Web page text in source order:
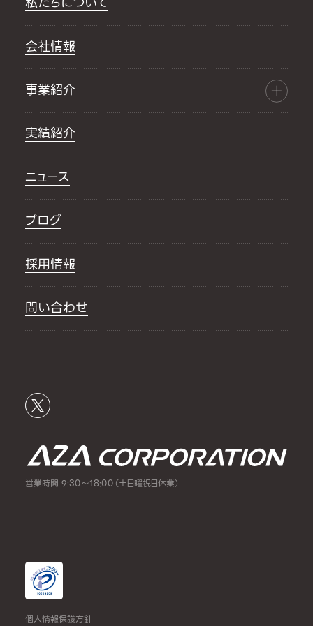
会社情報
事業紹介
実績紹介
ニュース
ブログ
採用情報
問い合わせ
営業時間 9:30～18:00（土日曜祝日休業）
個人情報保護方針